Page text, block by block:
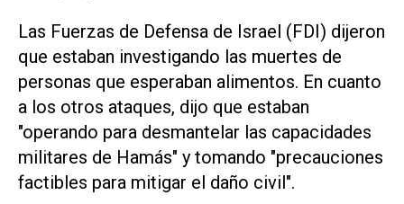
Las Fuerzas de Defensa de Israel (FDI) dijeron
que estaban investigando las muertes de
personas que esperaban alimentos. En cuanto
a los otros ataques, dijo que estaban
"operando para desmantelar las capacidades
militares de Hamás" y tomando "precauciones
factibles para mitigar el daño civil".